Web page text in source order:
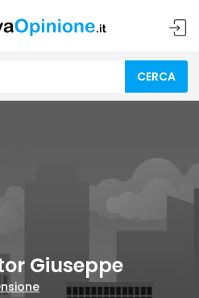
CERCA
Giuseppe